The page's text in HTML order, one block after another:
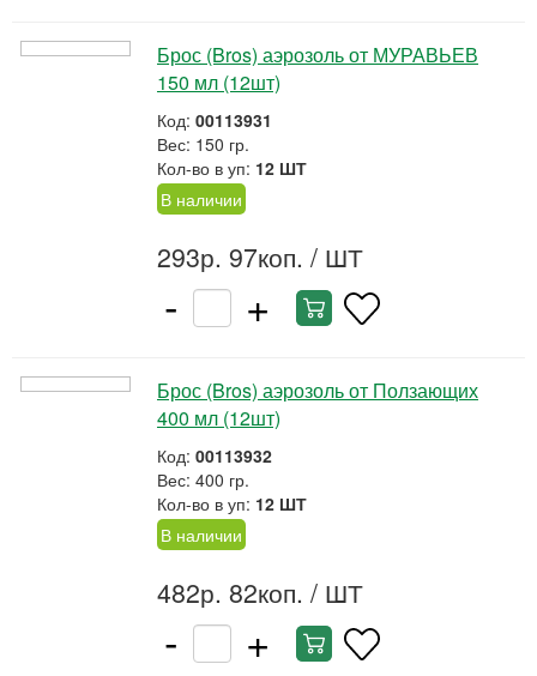
Брос (Bros) аэрозоль от МУРАВЬЕВ
150 мл (12шт)
Код: 00113931
Вес: 150 гр.
Кол-во в уп: 12 ШТ
В наличии
293р. 97коп. / ШТ
- +
Брос (Bros) аэрозоль от Ползающих
400 мл (12шт)
Код: 00113932
Вес: 400 гр.
Кол-во в уп: 12 ШТ
В наличии
482р. 82коп. / ШТ
- +